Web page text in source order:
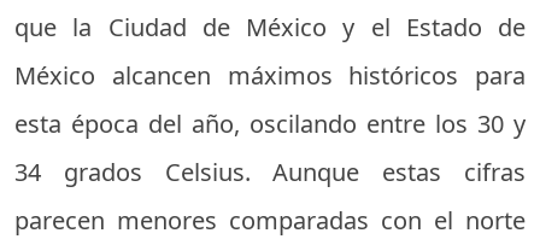
que la Ciudad de México y el Estado de
México alcancen máximos históricos para
esta época del año, oscilando entre los 30 y
34 grados Celsius. Aunque estas cifras
parecen menores comparadas con el norte